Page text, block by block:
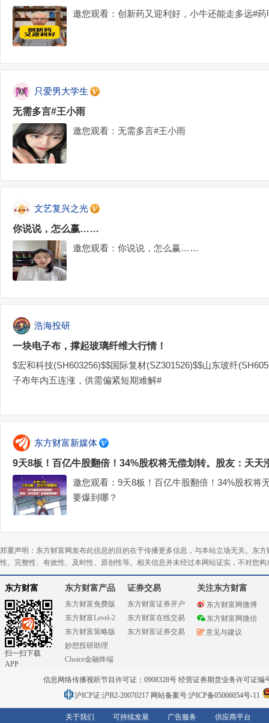
邀您观看：创新药又迎利好，小牛还能走多远#
只爱男大学生
无需多言#王小雨
邀您观看：无需多言#王小雨
文艺复兴之光
你说说，怎么赢……
邀您观看：你说说，怎么赢……
浩海投研
一块电子布，撑起玻璃纤维大行情！
$宏和科技(SH603256)$$国际复材(SZ301526)$$山东玻纤
子布年内五连涨，供需偏紧短期难解#
东方财富新媒体
9天8板！百亿牛股翻倍！34%股权将无偿划转。股友：天天
邀您观看：9天8板！百亿牛股翻倍！34%股权将
要爆到哪？
郑重声明：东方财富网发布此信息的目的在于传播更多信息，与本站立场无关。东
性、完整性、有效性、及时性、原创性等。相关信息并未经过本网站证实，不对您
东方财富
扫一扫下载
APP
东方财富产品
东方财富免费版
东方财富Level-2
东方财富策略版
妙想投研助理
Choice金融终端
证券交易
东方财富证券开户
东方财富在线交易
东方财富证券交易
关注东方财富
东方财富网微博
东方财富网微信
意见与建议
信息网络传播视听节目许可证：0908328号 经营证券期货业务许可证编
沪ICP证:沪B2-20070217 网站备案号:沪ICP备05006054号-11
关于我们 可持续发展 广告服务 供应商平台